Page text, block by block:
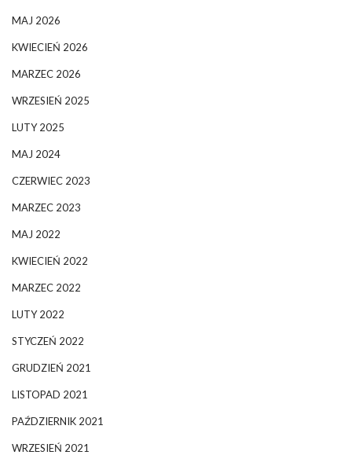
MAJ 2026
KWIECIEŃ 2026
MARZEC 2026
WRZESIEŃ 2025
LUTY 2025
MAJ 2024
CZERWIEC 2023
MARZEC 2023
MAJ 2022
KWIECIEŃ 2022
MARZEC 2022
LUTY 2022
STYCZEŃ 2022
GRUDZIEŃ 2021
LISTOPAD 2021
PAŹDZIERNIK 2021
WRZESIEŃ 2021